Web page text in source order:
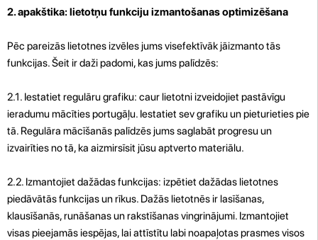
2. apakštika: lietotņu funkciju izmantošanas optimizēšana
Pēc pareizās lietotnes izvēles jums visefektīvāk jāizmanto tās
funkcijas. Šeit ir daži padomi, kas jums palīdzēs:
2.1. Iestatiet regulāru grafiku: caur lietotni izveidojiet pastāvīgu
ieradumu mācīties portugāļu. Iestatiet sev grafiku un pieturieties pie
tā. Regulāra mācīšanās palīdzēs jums saglabāt progresu un
izvairīties no tā, ka aizmirsīsit jūsu aptverto materiālu.
2.2. Izmantojiet dažādas funkcijas: izpētiet dažādas lietotnes
piedāvātās funkcijas un rīkus. Dažās lietotnēs ir lasīšanas,
klausīšanās, runāšanas un rakstīšanas vingrinājumi. Izmantojiet
visas pieejamās iespējas, lai attīstītu labi noapaļotas prasmes visos